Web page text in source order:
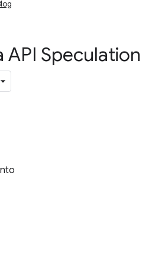
API Speculation